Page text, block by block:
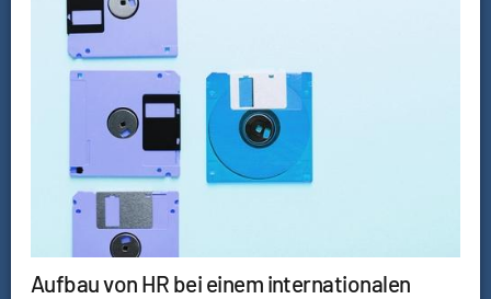
Aufbau von HR bei einem internationalen